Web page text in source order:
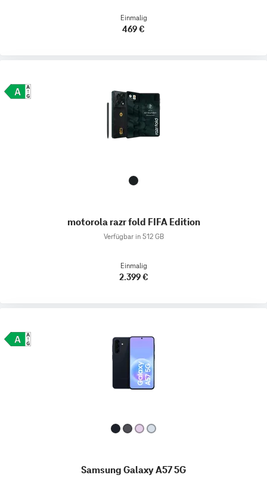
Einmalig
469 €
motorola razr fold FIFA Edition
Verfügbar in 512 GB
Einmalig
2.399 €
Samsung Galaxy A57 5G